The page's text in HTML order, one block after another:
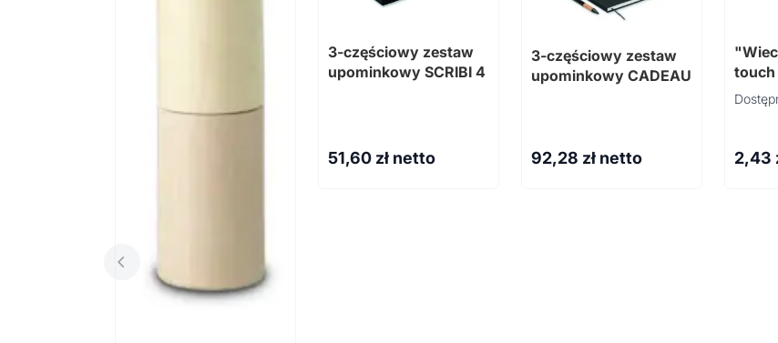
3-częściowy zestaw
upominkowy SCRIBI 4
51,60 zł netto
3-częściowy zestaw
upominkowy CADEAU
92,28 zł netto
touch
2,43